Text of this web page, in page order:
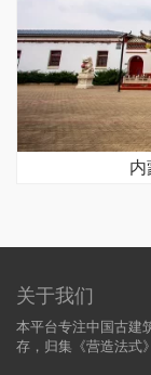
关于我们
本平台专注中国古建
存，归集《营造法式